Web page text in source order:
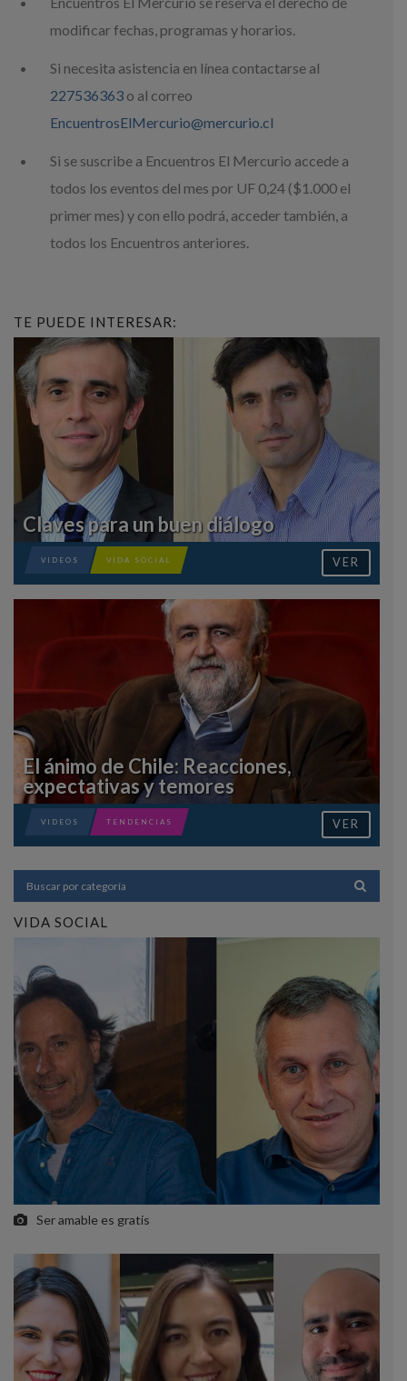
modificar fechas, programas y horarios.
Si necesita asistencia en línea contactarse al
227536363 o al correo
EncuentrosElMercurio@mercurio.cl
Si se suscribe a Encuentros El Mercurio accede a
todos los eventos del mes por UF 0,24 ($1.000 el
primer mes) y con ello podrá, acceder también, a
todos los Encuentros anteriores.
TE PUEDE INTERESAR:
Claves para un buen diálogo
VIDA SOCIAL
VIDEOS VER
El ánimo de Chile: Reacciones,
expectativas y temores
TENDENCIAS
VIDEOS VER
VIDA SOCIAL
Ser amable es gratis